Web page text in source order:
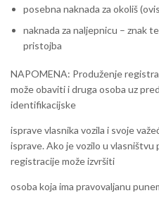
posebna naknada za okoliš
naknada za naljepnicu – znak
pristojba
NAPOMENA: Produženje
može obaviti i druga osoba uz
identifikacijske
isprave vlasnika vozila i svoje
isprave. Ako je vozilo u
registracije može izvršiti
osoba koja ima pravovaljanu